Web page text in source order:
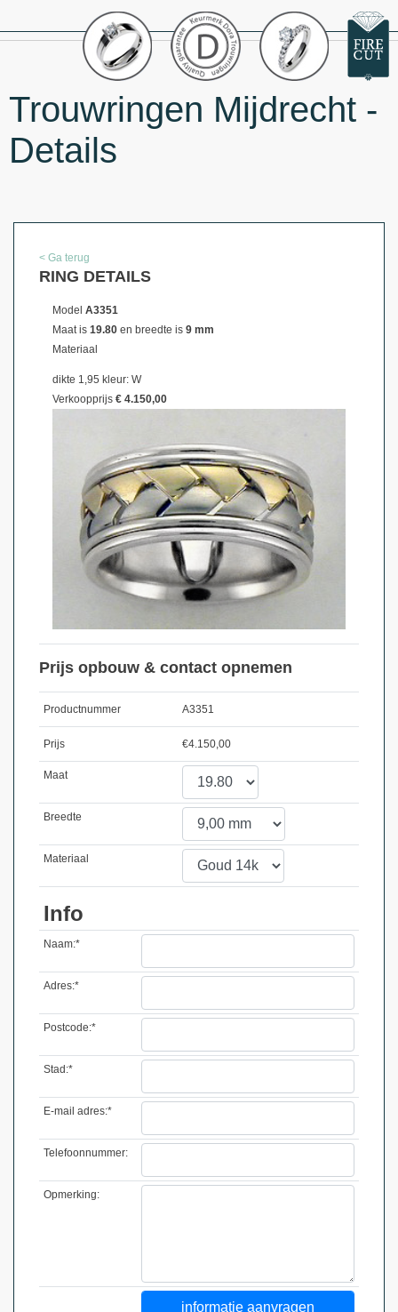
Trouwringen Mijdrecht -
Details
< Ga terug
RING DETAILS
Model A3351
Maat is 19.80 en breedte is 9 mm
Materiaal
dikte 1,95 kleur: W
Verkoopprijs € 4.150,00
Prijs opbouw & contact opnemen
Productnummer A3351
Prijs €4.150,00
Maat
Breedte
Materiaal
Info
Naam:*
Adres:*
Postcode:*
Stad:*
E-mail adres:*
Telefoonnummer:
Opmerking: